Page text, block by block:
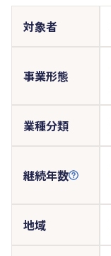
対象者
事業形態
業種分類
継続年数
地域